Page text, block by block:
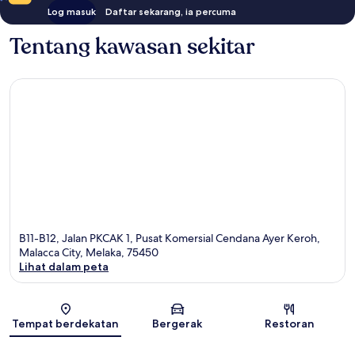
Log masuk Daftar sekarang, ia percuma
Tentang kawasan sekitar
B11-B12, Jalan PKCAK 1, Pusat Komersial Cendana Ayer Keroh,
Malacca City, Melaka, 75450
Lihat dalam peta
Tempat berdekatan Bergerak Restoran